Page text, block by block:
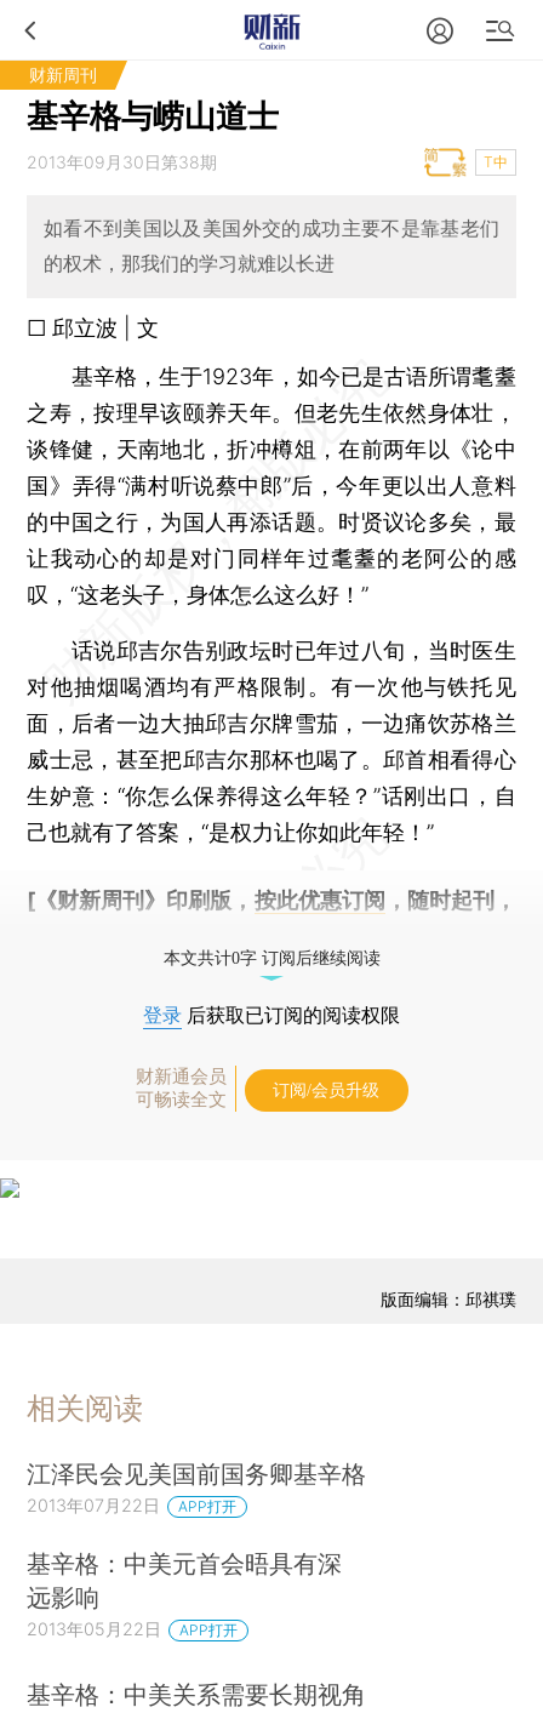
财新周刊
基辛格与崂山道士
2013年09月30日第38期 T中
如看不到美国以及美国外交的成功主要不是靠基老们
的权术，那我们的学习就难以长进
□ 邱立波 | 文
基辛格，生于1923年，如今已是古语所谓耄耋
之寿，按理早该颐养天年。但老先生依然身体壮，
谈锋健，天南地北，折冲樽俎，在前两年以《论中
国》弄得“满村听说蔡中郎”后，今年更以出人意料
的中国之行，为国人再添话题。时贤议论多矣，最
让我动心的却是对门同样年过耄耋的老阿公的感
叹，“这老头子，身体怎么这么好！”
话说邱吉尔告别政坛时已年过八旬，当时医生
对他抽烟喝酒均有严格限制。有一次他与铁托见
面，后者一边大抽邱吉尔牌雪茄，一边痛饮苏格兰
威士忌，甚至把邱吉尔那杯也喝了。邱首相看得心
生妒意：“你怎么保养得这么年轻？”话刚出口，自
己也就有了答案，“是权力让你如此年轻！”
[《财新周刊》印刷版， 按此优惠订阅 ，随时起刊，
本文共计0字 订阅后继续阅读
登录 后获取已订阅的阅读权限
财新通会员
可畅读全文
订阅/会员升级
版面编辑：邱祺璞
相关阅读
江泽民会见美国前国务卿基辛格
2013年07月22日 APP打开
基辛格：中美元首会晤具有深
远影响
2013年05月22日 APP打开
基辛格：中美关系需要长期视角